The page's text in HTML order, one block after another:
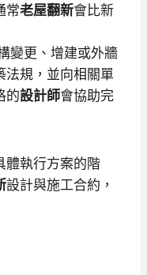
常老屋翻新會比新
變更、增建或外牆
法規，並向相關單
的設計師會協助完
體執行方案的階
設計與施工合約，